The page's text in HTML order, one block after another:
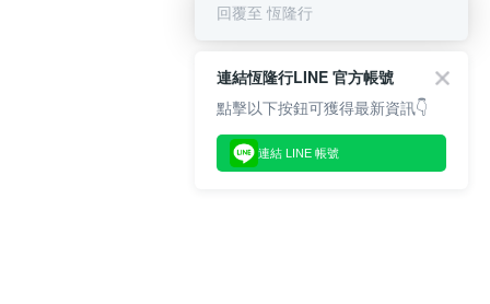
回覆至 恆隆行
連結恆隆行LINE 官方帳號
點擊以下按鈕可獲得最新資訊👇
連結 LINE 帳號